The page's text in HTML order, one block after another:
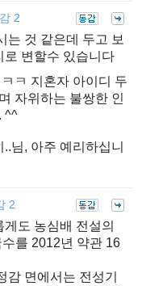
2
는 것 같은데 두고 보
로 변할수 있습니다
ㅋ 지혼자 아이디 두
자위하는 불쌍한 인
^^
님, 아주 예리하십니
2
도 농심배 전설의
를 2012년 약관 16
감 면에서는 전성기